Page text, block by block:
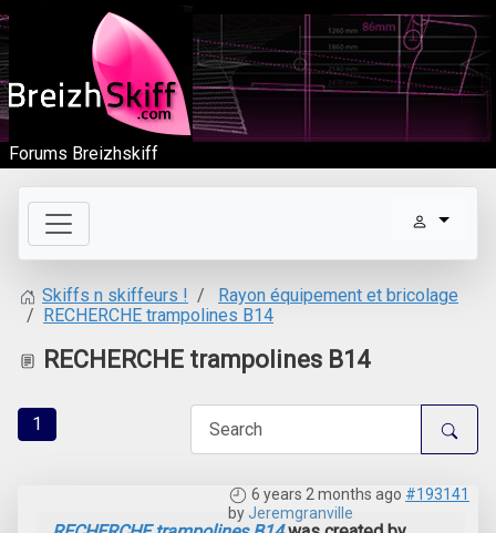
Forums Breizhskiff
Skiffs n skiffeurs !
Rayon équipement et bricolage
RECHERCHE trampolines B14
RECHERCHE trampolines B14
1
6 years 2 months ago #193141
byJeremgranville